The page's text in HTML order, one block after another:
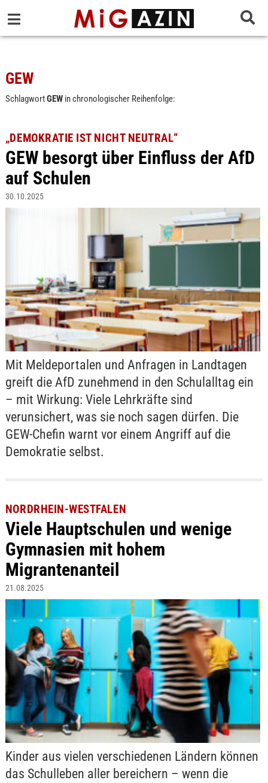
GEW
SchlagwortGEWin chronologischer Reihenfolge:
„DEMOKRATIE IST NICHT NEUTRAL“
GEW besorgt über Einfluss der AfD
auf Schulen
30.10.2025
Mit Meldeportalen und Anfragen in Landtagen
greift die AfD zunehmend in den Schulalltag ein
– mit Wirkung: Viele Lehrkräfte sind
verunsichert, was sie noch sagen dürfen. Die
GEW-Chefin warnt vor einem Angriff auf die
Demokratie selbst.
NORDRHEIN-WESTFALEN
Viele Hauptschulen und wenige
Gymnasien mit hohem
Migrantenanteil
21.08.2025
Kinder aus vielen verschiedenen Ländern können
das Schulleben aller bereichern – wenn die